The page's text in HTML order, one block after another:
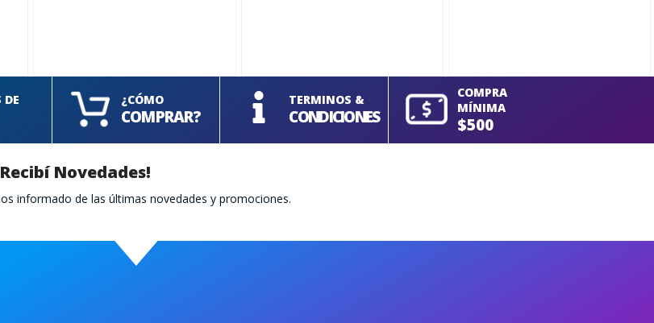
DE ¿CÓMO
COMPRAR?
TERMINOS &
CONDICIONES
COMPRA
MÍNIMA
$500
Novedades!
informado de las últimas novedades y promociones.